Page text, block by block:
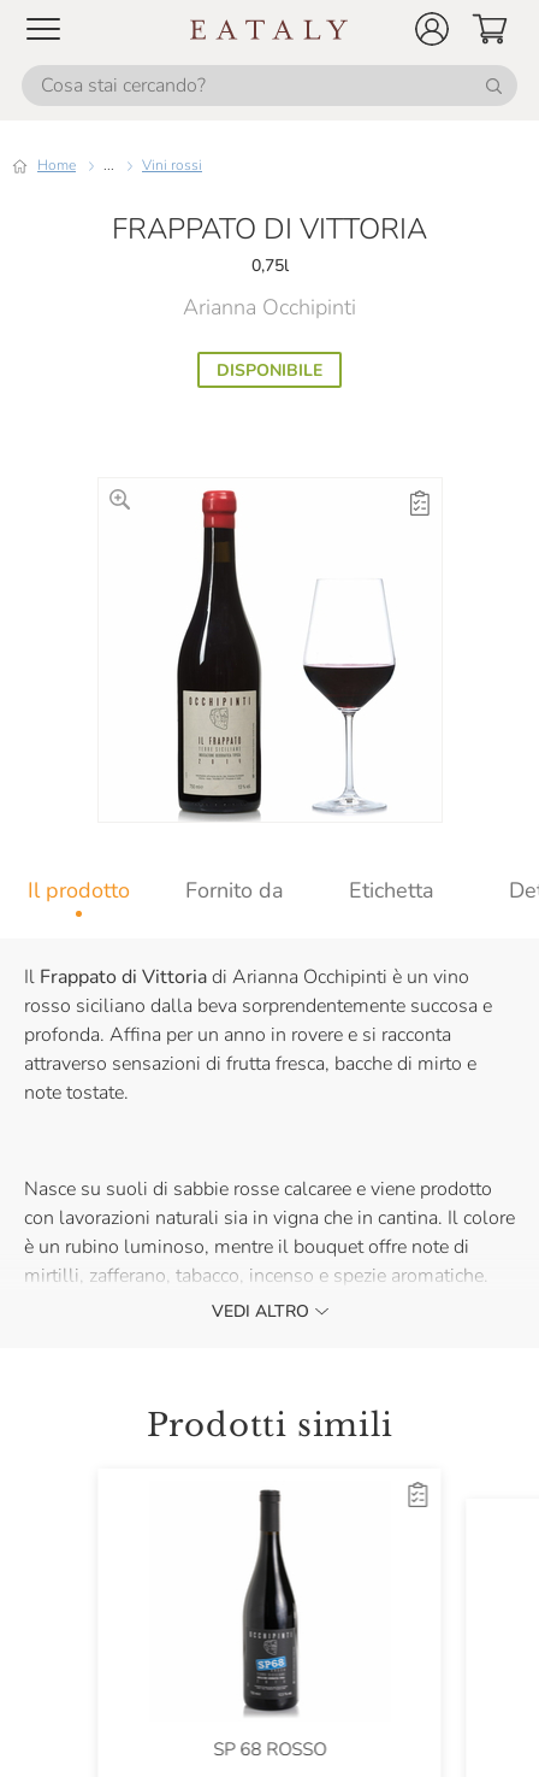
Home ... Vini rossi
FRAPPATO DI VITTORIA
0,75l
Arianna Occhipinti
DISPONIBILE
Il prodotto Fornito da Etichetta
Il Frappato di Vittoriadi Arianna Occhipinti è un vino
rosso siciliano dalla beva sorprendentemente succosa e
profonda. Affina per un anno in rovere e si racconta
attraverso sensazioni di frutta fresca, bacche di mirto e
note tostate.
Nasce su suoli di sabbie rosse calcaree e viene prodotto
con lavorazioni naturali sia in vigna che in cantina. Il colore
è un rubino luminoso, mentre il bouquet offre note di
mirtilli, zafferano, tabacco, incenso e spezie aromatiche.
Acquistalo e lasciati emozionare dalla Sicilia più autentica.
VEDI ALTRO
Prodotti simili
SP 68 ROSSO